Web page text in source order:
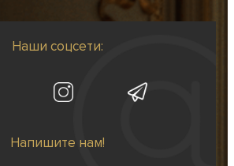
Наши соцсети:
Напишите нам!